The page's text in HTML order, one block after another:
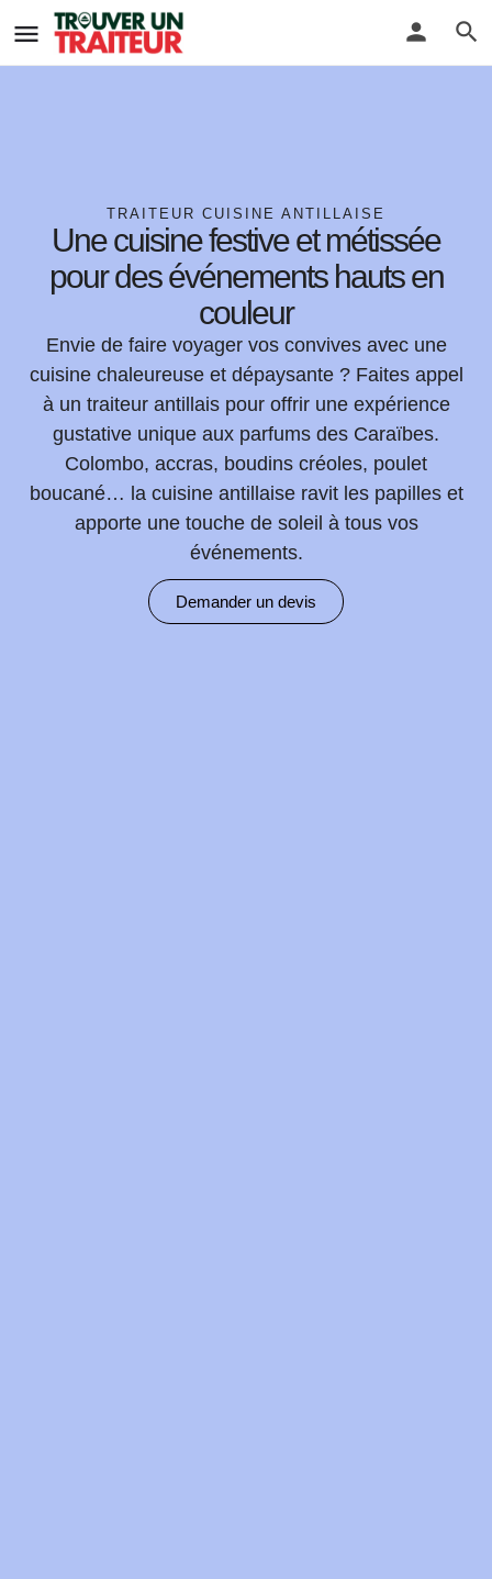
TRAITEUR CUISINE ANTILLAISE
Une cuisine festive et métissée
pour des événements hauts en
couleur
Envie de faire voyager vos convives avec une
cuisine chaleureuse et dépaysante ? Faites appel
à un traiteur antillaispour offrir une expérience
gustative unique aux parfums des Caraïbes.
Colombo, accras, boudins créoles, poulet
boucané… la cuisine antillaise ravit les papilles et
apporte une touche de soleil à tous vos
événements.
Demander un devis